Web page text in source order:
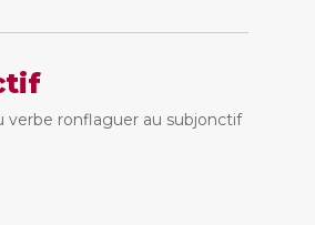
verbe ronflaguer au subjonctif